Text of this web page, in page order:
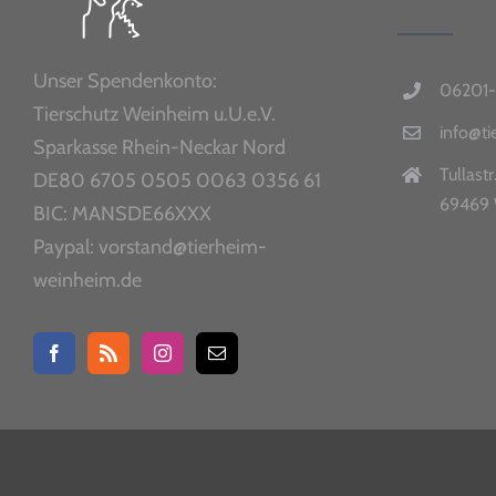
Unser Spendenkonto:
Tierschutz Weinheim u.U.e.V.
Sparkasse Rhein-Neckar Nord
DE80 6705 0505 0063 0356 61
BIC: MANSDE66XXX
Paypal: vorstand@tierheim-
weinheim.de
69469